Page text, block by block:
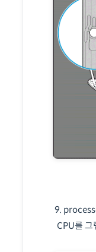
9.
CPU를 그